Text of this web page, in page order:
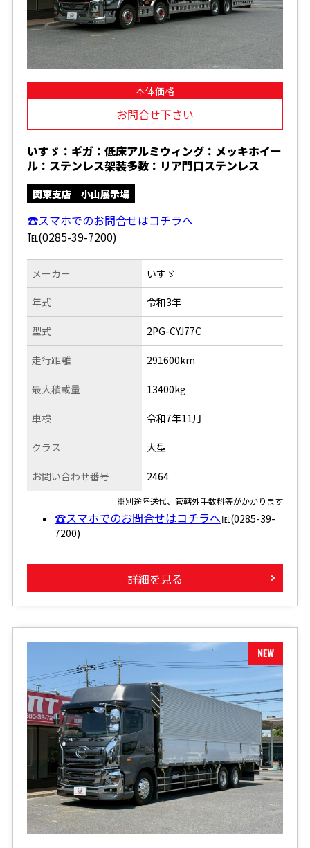
本体価格
お問合せ下さい
いすゞ：ギガ：低床アルミウィング：メッキホイー
ル：ステンレス架装多数：リア門口ステンレス
関東支店 小山展示場
☎スマホでのお問合せはコチラへ
℡(0285-39-7200)
メーカー
年式
型式
走行距離
いすゞ
令和3年
2PG-CYJ77C
291600km
最大積載量
車検
クラス
お問い合わせ番号
13400kg
令和7年11月
大型
2464
※別途陸送代、管轄外手数料等がかかります
☎スマホでのお問合せはコチラへ℡(0285-39-
7200)
詳細を見る